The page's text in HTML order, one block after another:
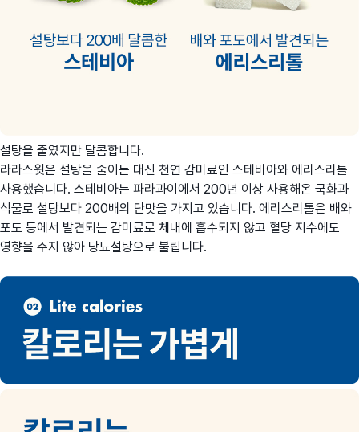
설탕을 줄였지만 달콤합니다.
라라스윗은 설탕을 줄이는 대신 천연 감미료인 스테비아와 에리스리톨
사용했습니다. 스테비아는 파라과이에서 200년 이상 사용해온 국화과
식물로 설탕보다 200배의 단맛을 가지고 있습니다. 에리스리톨은 배와
포도 등에서 발견되는 감미료로 체내에 흡수되지 않고 혈당 지수에도
영향을 주지 않아 당뇨설탕으로 불립니다.